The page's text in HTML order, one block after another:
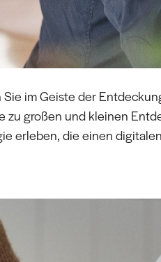
im Geiste der
zu großen und kleinen
erleben, die einen